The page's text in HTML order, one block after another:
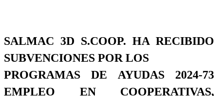
SALMAC 3D S.COOP. HA RECIBIDO
SUBVENCIONES POR LOS
PROGRAMAS DE AYUDAS 2024-73
EMPLEO EN COOPERATIVAS,